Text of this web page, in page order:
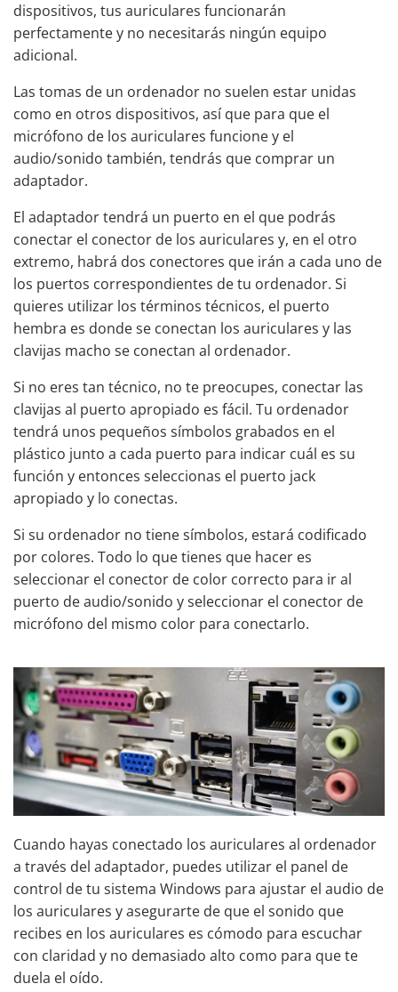
dispositivos, tus auriculares funcionarán
perfectamentey no necesitarás ningún equipo
adicional.
Las tomas de un ordenador no suelen estar unidas
como en otros dispositivos, así que para que el
micrófono de los auriculares funcione y el
audio/sonido también, tendrás que comprar un
adaptador.
El adaptador tendrá un puerto en el que podrás
conectar el conector de los auriculares y, en el otro
extremo, habrá dos conectores que irán a cada uno de
los puertos correspondientes de tu ordenador. Si
quieres utilizar los términos técnicos, el puerto
hembra es donde se conectan los auriculares y las
clavijas macho se conectan al ordenador.
Si no eres tan técnico, no te preocupes, conectar las
clavijas al puerto apropiado es fácil. Tu ordenador
tendrá unos pequeños símbolos grabados en el
plástico junto a cada puerto para indicar cuál es su
función y entonces seleccionas el puerto jack
apropiado y lo conectas.
Si su ordenador no tiene símbolos, estará codificado
por colores. Todo lo que tienes que hacer es
seleccionar el conector de color correcto para ir al
puerto de audio/sonido y seleccionar el conector de
micrófono del mismo color para conectarlo.
Cuando hayas conectado los auriculares al ordenador
a través del adaptador, puedes utilizar el panel de
control de tu sistema Windows para ajustar el audio de
los auriculares y asegurarte de que el sonido que
recibes en los auriculares es cómodo para escuchar
con claridad y no demasiado alto como para que te
duela el oído.